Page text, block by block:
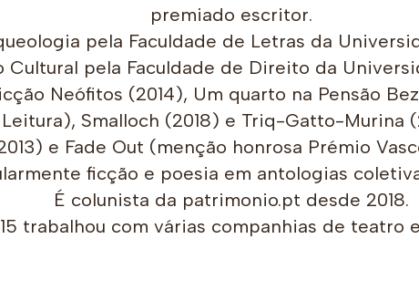
premiado escritor.
pela Faculdade de Letras da
Cultural pela Faculdade de Direito da
Neófitos (2014), Um quarto na Pensão
Smalloch (2018) e Triq-Gatto-Murina
e Fade Out (menção honrosa Prémio
ficção e poesia em antologias
É colunista da patrimonio.pt desde 2018.
trabalhou com várias companhias de teatro